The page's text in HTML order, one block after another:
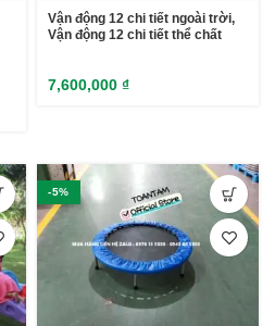
Vận động 12 chi tiết ngoài trời,
Vận động 12 chi tiết thể chất
7,600,000 ₫
-5%